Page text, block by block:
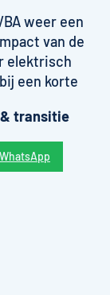
weer een
van de
elektrisch
een korte
& transitie
WhatsApp